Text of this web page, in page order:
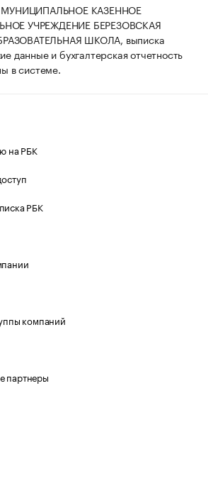
МУНИЦИПАЛЬНОЕ КАЗЕННОЕ
УЧРЕЖДЕНИЕ БЕРЕЗОВСКАЯ
ШКОЛА, выписка
данные и бухгалтерская отчетность
в системе.
на РБК
РБК
компаний
партнеры